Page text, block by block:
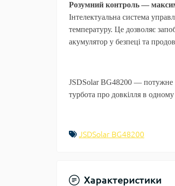
Розумний контроль —
Інтелектуальна система
температуру. Це дозволяє
акумулятор у безпеці та
JSDSolar BG48200 — потужне
турбота про довкілля в
JSDSolar BG48200
Характеристики